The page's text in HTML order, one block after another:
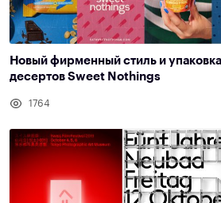
Новый фирменный стиль и
десертов Sweet Nothings
1764